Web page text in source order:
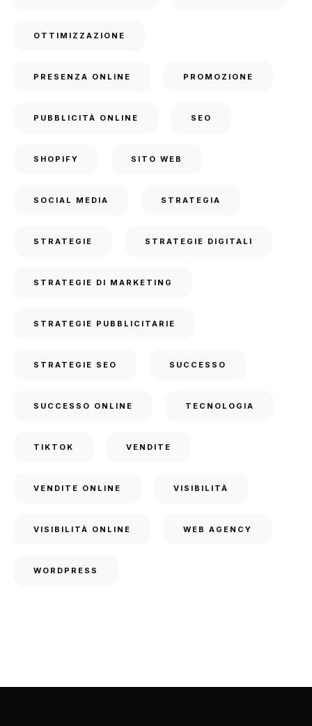
OTTIMIZZAZIONE
PRESENZA ONLINE PROMOZIONE
PUBBLICITÀ ONLINE SEO
SHOPIFY SITO WEB
SOCIAL MEDIA STRATEGIA
STRATEGIE STRATEGIE DIGITALI
STRATEGIE DI MARKETING
STRATEGIE PUBBLICITARIE
STRATEGIE SEO SUCCESSO
SUCCESSO ONLINE TECNOLOGIA
TIKTOK VENDITE
VENDITE ONLINE VISIBILITÀ
VISIBILITÀ ONLINE WEB AGENCY
WORDPRESS